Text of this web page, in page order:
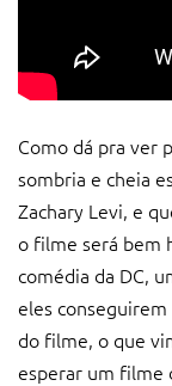
Como dá pra ver
sombria e cheia
Zachary Levi, e
o filme será bem
comédia da DC,
eles
do filme, o que
esperar um filme